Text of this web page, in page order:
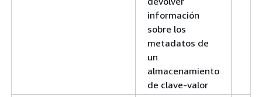
información
sobre los
metadatos de
un
almacenamiento
de clave-valor